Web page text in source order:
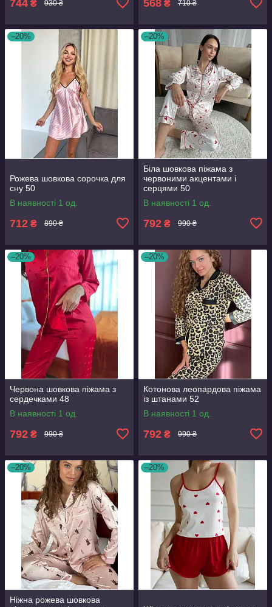
744 ₴ 930 ₴ 568 ₴ 710 ₴
–20%
Рожева шовкова сорочка для
сну 50
В наявності 1 од.
712 ₴ 890 ₴
–20%
Біла шовкова піжама з
червоними акцентами і
серцями 50
В наявності 1 од.
792 ₴ 990 ₴
–20%
Червона шовкова піжама з
сердечками 48
В наявності 1 од.
792 ₴ 990 ₴
–20%
Котонова леопардова піжама
із штанами 52
В наявності 1 од.
792 ₴ 990 ₴
–20%
Ніжна рожева шовкова
–20%